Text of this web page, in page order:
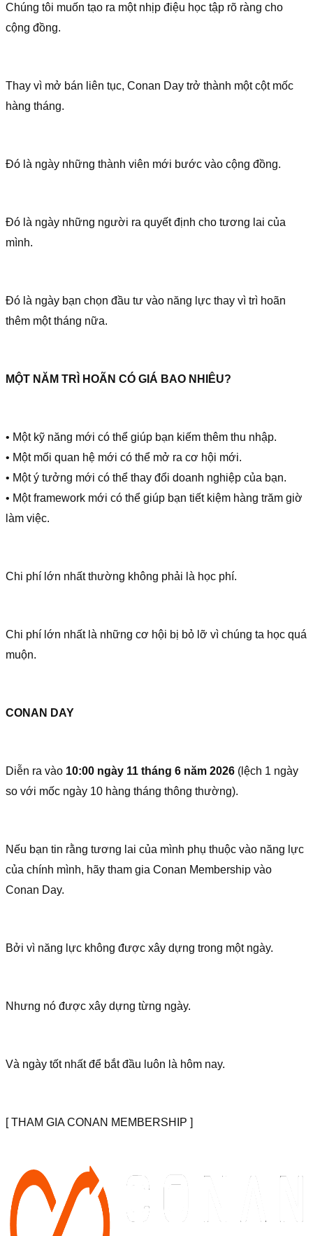
Chúng tôi muốn tạo ra một nhịp điệu học tập rõ ràng cho
cộng đồng.
Thay vì mở bán liên tục, Conan Day trở thành một cột mốc
hàng tháng.
Đó là ngày những thành viên mới bước vào cộng đồng.
Đó là ngày những người ra quyết định cho tương lai của
mình.
Đó là ngày bạn chọn đầu tư vào năng lực thay vì trì hoãn
thêm một tháng nữa.
MỘT NĂM TRÌ HOÃN CÓ GIÁ BAO NHIÊU?
• Một kỹ năng mới có thể giúp bạn kiếm thêm thu nhập.
• Một mối quan hệ mới có thể mở ra cơ hội mới.
• Một ý tưởng mới có thể thay đổi doanh nghiệp của bạn.
• Một framework mới có thể giúp bạn tiết kiệm hàng trăm giờ
làm việc.
Chi phí lớn nhất thường không phải là học phí.
Chi phí lớn nhất là những cơ hội bị bỏ lỡ vì chúng ta học quá
muộn.
CONAN DAY
Diễn ra vào 10:00 ngày 11 tháng 6 năm 2026 (lệch 1 ngày
so với mốc ngày 10 hàng tháng thông thường).
Nếu bạn tin rằng tương lai của mình phụ thuộc vào năng lực
của chính mình, hãy tham gia Conan Membership vào
Conan Day.
Bởi vì năng lực không được xây dựng trong một ngày.
Nhưng nó được xây dựng từng ngày.
Và ngày tốt nhất để bắt đầu luôn là hôm nay.
[ THAM GIA CONAN MEMBERSHIP ]